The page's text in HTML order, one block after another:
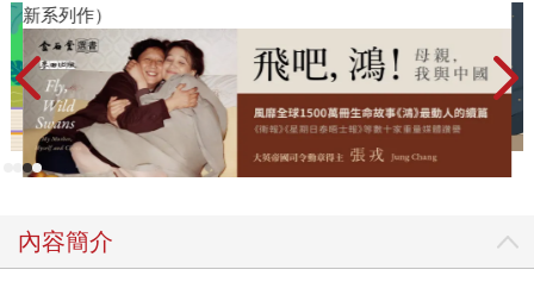
新系列作）
內容簡介